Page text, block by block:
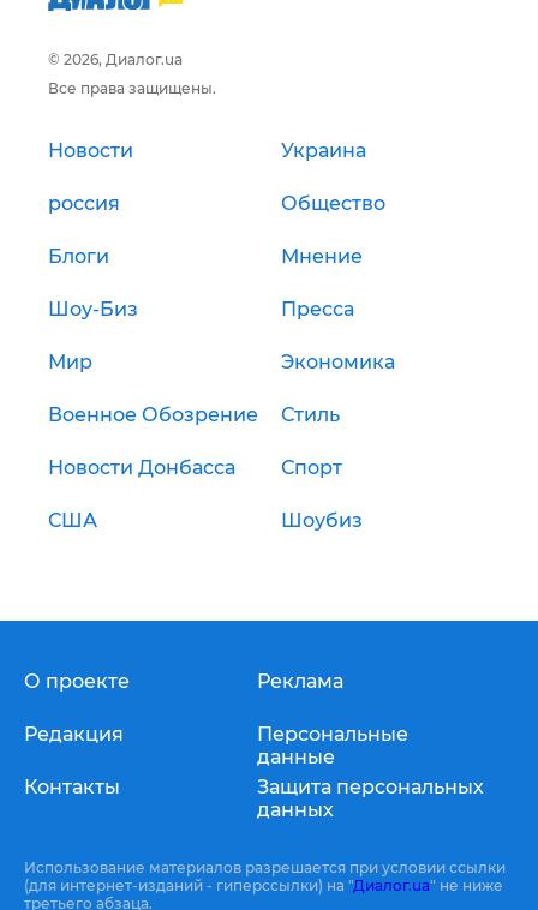
© 2026, Диалог.ua
Все права защищены.
Новости Украина
россия Общество
Блоги Мнение
Шоу-Биз Пресса
Мир Экономика
Военное Обозрение Стиль
Новости Донбасса Спорт
США Шоубиз
О проекте
Редакция
Контакты
Реклама
Персональные
данные
Защита персональных
данных
Использование материалов разрешается при условии ссылки
(для интернет-изданий - гиперссылки) на "Диалог.ua" не ниже
третьего абзаца.